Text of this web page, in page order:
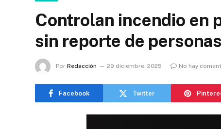
Controlan incendio en
sin reporte de
Por Redacción 29 diciembre, 2025 No hay
Facebook Twitter